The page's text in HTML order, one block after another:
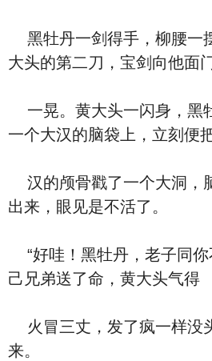
黑牡丹一剑得手，柳腰一
大头的第二刀，宝剑向他面
一晃。黄大头一闪身，黑
一个大汉的脑袋上，立刻便
汉的颅骨戳了一个大洞，
出来，眼见是不活了。
“好哇！黑牡丹，老子同你
己兄弟送了命，黄大头气得
火冒三丈，发了疯一样没
来。